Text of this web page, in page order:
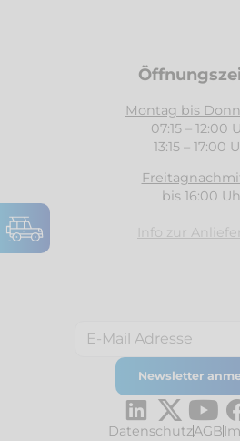
Montag bis
07:15 – 12:00
13:15 – 17:00
bis 16:00
Info zur
DatenschutzAGB